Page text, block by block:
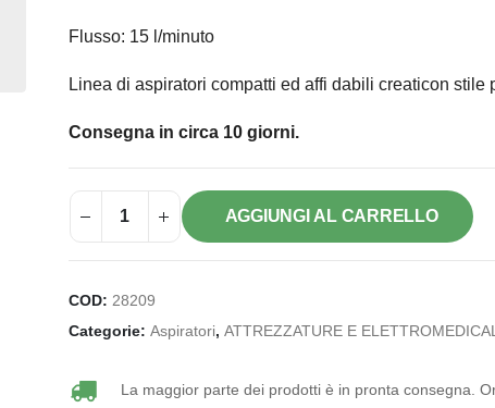
Flusso: 15 l/minuto
Linea di aspiratori compatti ed affi dabili creaticon stile
Consegna in circa 10 giorni.
AGGIUNGI AL CARRELLO
COD: 28209
Categorie: Aspiratori, ATTREZZATURE E
La maggior parte dei prodotti è in pronta consegna.